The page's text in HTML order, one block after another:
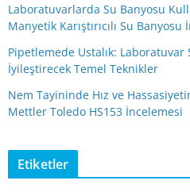
Laboratuvarlarda Su Banyosu
Manyetik Karıştırıcılı Su Banyosu
Pipetlemede Ustalık: Laboratuvar
İyileştirecek Temel Teknikler
Nem Tayininde Hız ve
Mettler Toledo HS153 İncelemesi
Etiketler